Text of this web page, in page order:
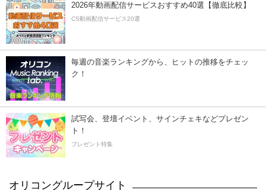
2026年動画配信サービスおすすめ40選【徹底比較】
CS動画配信サービス20選
毎週の音楽ランキングから、ヒットの推移をチェッ
ク！
試写会、登壇イベント、サインチェキなどプレゼン
ト！
プレゼント特集
オリコングループサイト